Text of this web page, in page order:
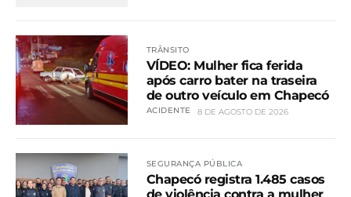
TRÂNSITO
VÍDEO: Mulher fica ferida
após carro bater na traseira
de outro veículo em Chapecó
ACIDENTE 8 DE AGOSTO DE 2026
SEGURANÇA PÚBLICA
Chapecó registra 1.485 casos